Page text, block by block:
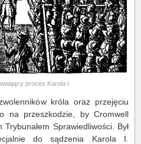
proces Karola I
króla oraz przejęciu
na przeszkodzie, by Cromwell
Sprawiedliwości. Był
do sądzenia Karola I.